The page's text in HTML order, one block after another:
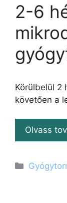
2-6
Körülbelül 2
követően a
Olvass
Kategória